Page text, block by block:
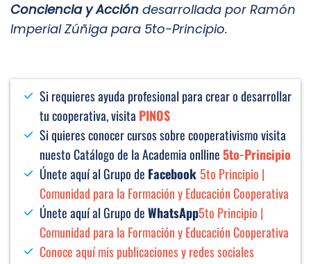
Conciencia y Acción desarrollada por Ramón
Imperial Zúñiga para 5to-Principio.
Si requieres ayuda profesional para crear o desarrollar
tu cooperativa, visita PINOS
Si quieres conocer cursos sobre cooperativismo visita
nuesto Catálogo de la Academia onlline5to-Principio
Únete aquí al Grupo de Facebook 5to Principio |
Comunidad para la Formación y Educación Cooperativa
Únete aquí al Grupo deWhatsApp5to Principio |
Comunidad para la Formación y Educación Cooperativa
Conoce aquí mis publicaciones y redes sociales